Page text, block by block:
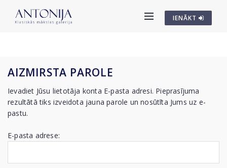
IENĀKT
AIZMIRSTA PAROLE
Ievadiet Jūsu lietotāja konta E-pasta adresi. Pieprasījuma
rezultātā tiks izveidota jauna parole un nosūtīta Jums uz e-
pastu.
E-pasta adrese: